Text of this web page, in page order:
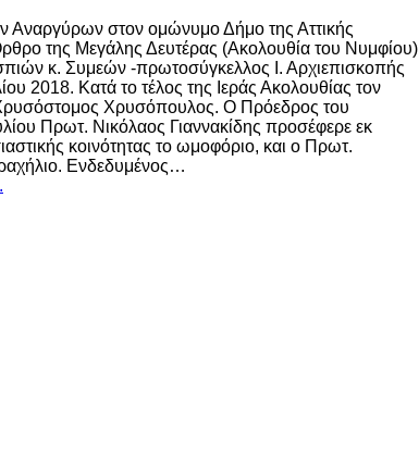
Αναργύρων στον ομώνυμο Δήμο της Αττικής
της Μεγάλης Δευτέρας (Ακολουθία του Νυμφίου)
κ. Συμεών -πρωτοσύγκελλος Ι. Αρχιεπισκοπής
2018. Κατά το τέλος της Ιεράς Ακολουθίας τον
Χρυσόπουλος. Ο Πρόεδρος του
Πρωτ. Νικόλαος Γιαννακίδης προσέφερε εκ
κοινότητας το ωμοφόριο, και ο Πρωτ.
Ενδεδυμένος…